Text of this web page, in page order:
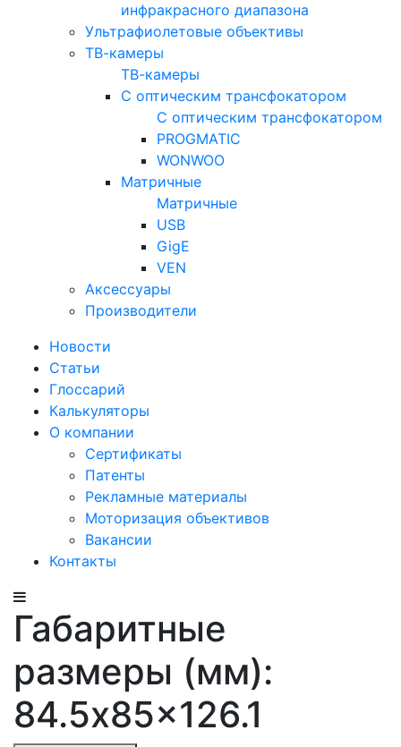
инфракрасного диапазона
Ультрафиолетовые объективы
ТВ-камеры
ТВ-камеры
С оптическим трансфокатором
С оптическим трансфокатором
PROGMATIC
WONWOO
Матричные
Матричные
USB
GigE
VEN
Аксессуары
Производители
Новости
Статьи
Глоссарий
Калькуляторы
О компании
Сертификаты
Патенты
Рекламные материалы
Моторизация объективов
Вакансии
Контакты
Габаритные
размеры (мм):
84.5x85x126.1